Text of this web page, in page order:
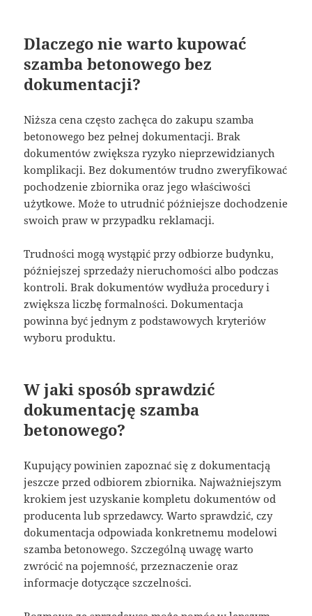
Dlaczego nie warto kupować
szamba betonowego bez
dokumentacji?
Niższa cena często zachęca do zakupu szamba
betonowego bez pełnej dokumentacji. Brak
dokumentów zwiększa ryzyko nieprzewidzianych
komplikacji. Bez dokumentów trudno zweryfikować
pochodzenie zbiornika oraz jego właściwości
użytkowe. Może to utrudnić późniejsze dochodzenie
swoich praw w przypadku reklamacji.
Trudności mogą wystąpić przy odbiorze budynku,
późniejszej sprzedaży nieruchomości albo podczas
kontroli. Brak dokumentów wydłuża procedury i
zwiększa liczbę formalności. Dokumentacja
powinna być jednym z podstawowych kryteriów
wyboru produktu.
W jaki sposób sprawdzić
dokumentację szamba
betonowego?
Kupujący powinien zapoznać się z dokumentacją
jeszcze przed odbiorem zbiornika. Najważniejszym
krokiem jest uzyskanie kompletu dokumentów od
producenta lub sprzedawcy. Warto sprawdzić, czy
dokumentacja odpowiada konkretnemu modelowi
szamba betonowego. Szczególną uwagę warto
zwrócić na pojemność, przeznaczenie oraz
informacje dotyczące szczelności.